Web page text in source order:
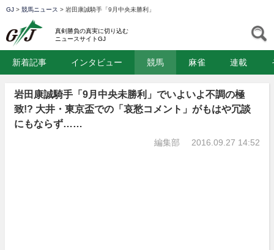
GJ > 競馬ニュース > 岩田康誠騎手「9月中央未勝利」
真剣勝負の真実に切り込む
ニュースサイトGJ
新着記事 インタビュー 競馬 麻雀 連載
岩田康誠騎手「9月中央未勝利」でいよいよ不調の極
致!? 大井・東京盃での「哀愁コメント」がもはや冗談
にもならず……
編集部 2016.09.27 14:52